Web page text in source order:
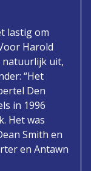
lastig om
Harold
natuurlijk uit,
“Het
Den
in 1996
Het was
Smith en
en Antawn